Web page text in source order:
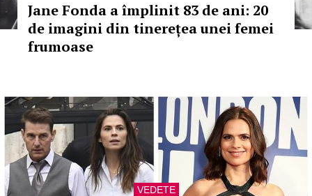
Jane Fonda a împlinit 83 de ani: 20
de imagini din tinerețea unei femei
frumoase
VEDETE